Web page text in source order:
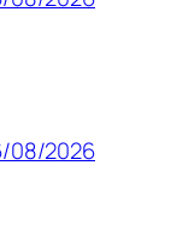
08/2026